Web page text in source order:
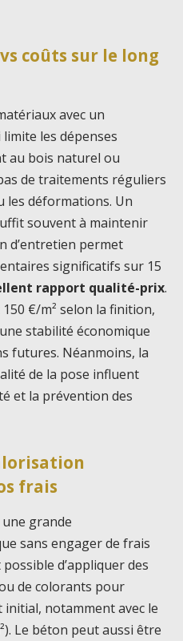
coûts sur le long
avec un
limite les dépenses
au bois naturel ou
de traitements réguliers
les déformations. Un
souvent à maintenir
d’entretien permet
significatifs sur 15
rapport qualité-prix.
€/m² selon la finition,
stabilité économique
futures. Néanmoins, la
de la pose influent
et la prévention des
frais
grande
sans engager de frais
d’appliquer des
de colorants pour
initial, notamment avec le
Le béton peut aussi être